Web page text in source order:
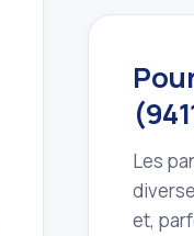
Les
et,